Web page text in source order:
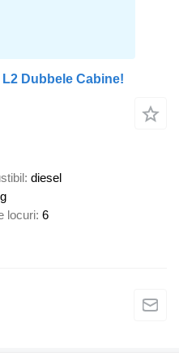
L2 Dubbele Cabine!
diesel
locuri 6